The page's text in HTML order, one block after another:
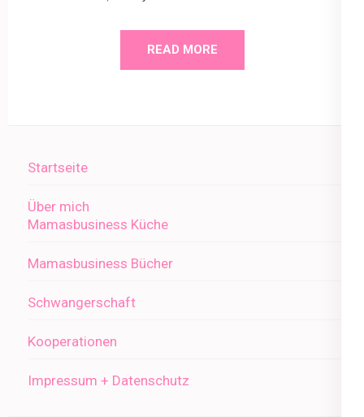
READ MORE
Startseite
Über mich
Mamasbusiness Küche
Mamasbusiness Bücher
Schwangerschaft
Kooperationen
Impressum + Datenschutz